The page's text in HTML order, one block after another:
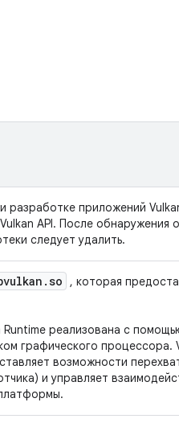
разработке приложений
API. После обнаружения
следует удалить.
.so
, которая
Runtime реализована с
графического процессора.
возможности
и управляет